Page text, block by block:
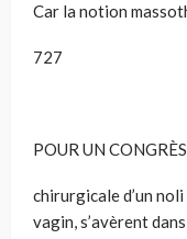
Car la notion
727
POUR UN
chirurgicale d’un
vagin, s’avèrent